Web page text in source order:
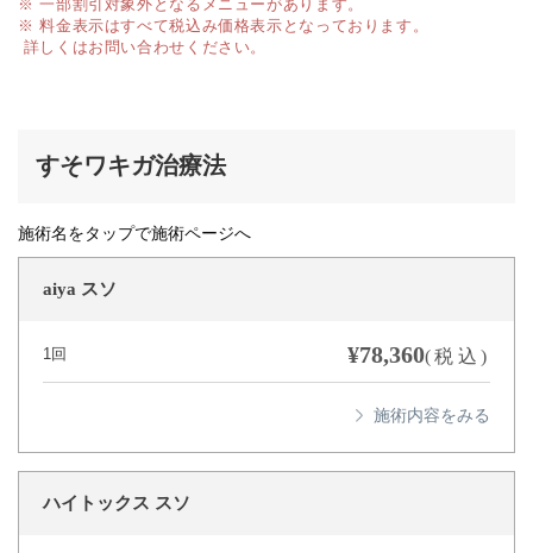
※ 一部割引対象外となるメニューがあります。
※ 料金表示はすべて税込み価格表示となっております。
詳しくはお問い合わせください。
すそワキガ治療法
施術名をタップで施術ページへ
aiya スソ
1回 ¥78,360(税込)
ハイトックス スソ